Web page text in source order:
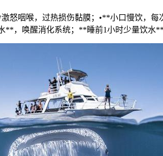
怒咽喉，过热损伤黏膜；•**小口慢饮，每
**，唤醒消化系统；**睡前1小时少量饮水**